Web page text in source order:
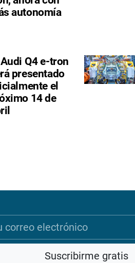
autonomía
Q4 e-tron
presentado
el
14 de
Suscribirme gratis